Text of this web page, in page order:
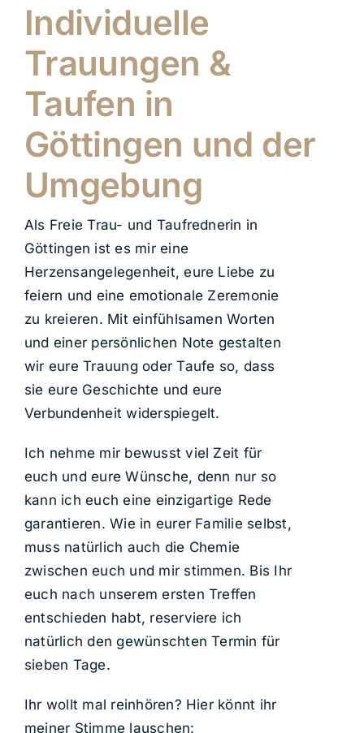
Individuelle
Trauungen &
Taufen in
Göttingen und der
Umgebung
Als Freie Trau- und Taufrednerin in
Göttingen ist es mir eine
Herzensangelegenheit, eure Liebe zu
feiern und eine emotionale Zeremonie
zu kreieren. Mit einfühlsamen Worten
und einer persönlichen Note gestalten
wir eure Trauung oder Taufe so, dass
sie eure Geschichte und eure
Verbundenheit widerspiegelt.
Ich nehme mir bewusst viel Zeit für
euch und eure Wünsche, denn nur so
kann ich euch eine einzigartige Rede
garantieren. Wie in eurer Familie selbst,
muss natürlich auch die Chemie
zwischen euch und mir stimmen. Bis Ihr
euch nach unserem ersten Treffen
entschieden habt, reserviere ich
natürlich den gewünschten Termin für
sieben Tage.
Ihr wollt mal reinhören? Hier könnt ihr
meiner Stimme lauschen: